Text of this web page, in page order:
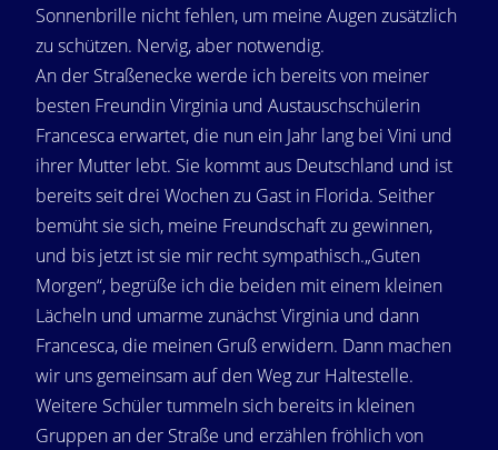
Sonnenbrille nicht fehlen, um meine Augen zusätzlich
zu schützen. Nervig, aber notwendig.
An der Straßenecke werde ich bereits von meiner
besten Freundin Virginia und Austauschschülerin
Francesca erwartet, die nun ein Jahr lang bei Vini und
ihrer Mutter lebt. Sie kommt aus Deutschland und ist
bereits seit drei Wochen zu Gast in Florida. Seither
bemüht sie sich, meine Freundschaft zu gewinnen,
und bis jetzt ist sie mir recht sympathisch.„Guten
Morgen“, begrüße ich die beiden mit einem kleinen
Lächeln und umarme zunächst Virginia und dann
Francesca, die meinen Gruß erwidern. Dann machen
wir uns gemeinsam auf den Weg zur Haltestelle.
Weitere Schüler tummeln sich bereits in kleinen
Gruppen an der Straße und erzählen fröhlich von